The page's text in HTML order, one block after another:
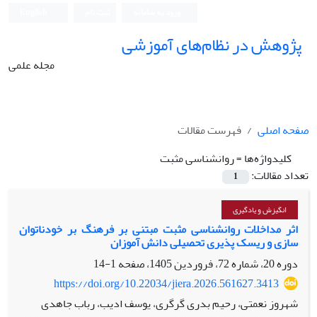
پژوهش در نظام‌های آموزشی
مجله علمی
صفحه اصلی
فهرست مقالات
کلیدواژه‌ها =روانشناسی مثبت
تعداد مقالات:
1
انگیزش و یادگیری
اثر مداخلات روانشناسی مثبت مبتنی بر فرهنگ بر خودناتوان
سازی و ریسک پذیری تحصیلی دانش آموزان
دوره 20، شماره 72، فروردین 1405، صفحه
1-14
https://doi.org/10.22034/jiera.2026.561627.3413
شهروز نعمتی، رحیم بدری گرگری، یوسف ادیب، رباب جاهدی